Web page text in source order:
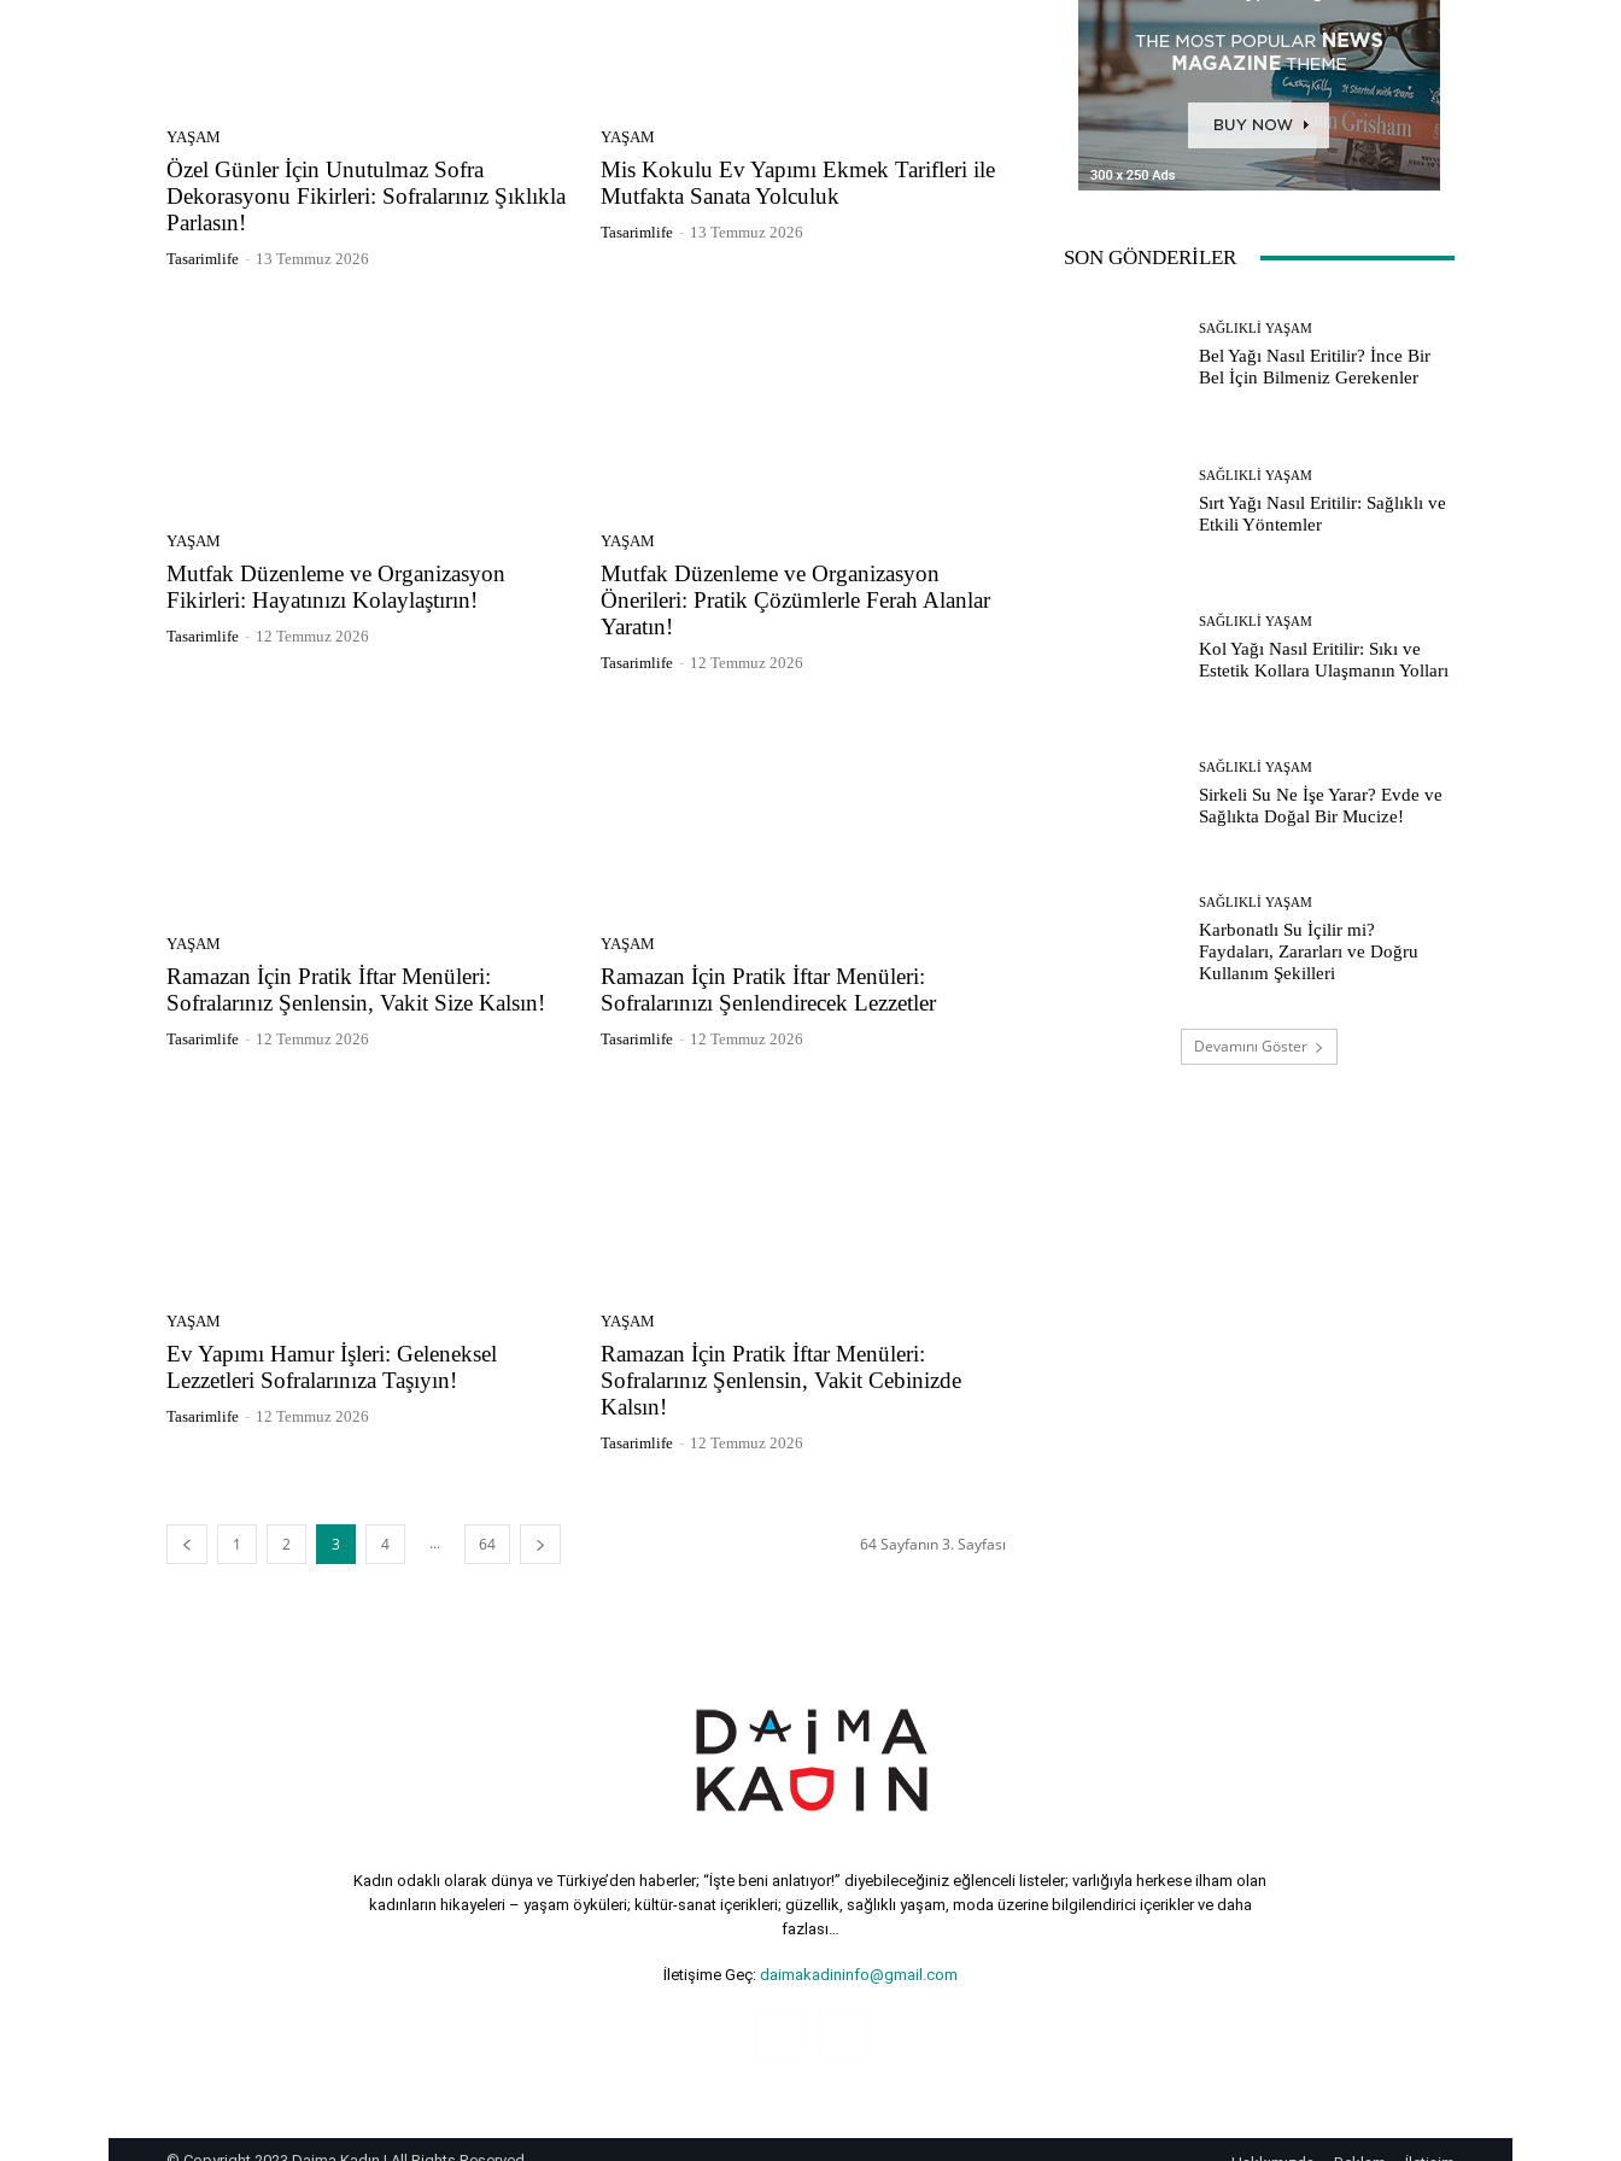
YAŞAM
Özel Günler İçin Unutulmaz Sofra
Dekorasyonu Fikirleri: Sofralarınız Şıklıkla
Parlasın!
Tasarimlife - 13 Temmuz 2026
YAŞAM
Mis Kokulu Ev Yapımı Ekmek Tarifleri ile
Mutfakta Sanata Yolculuk
Tasarimlife - 13 Temmuz 2026
YAŞAM
Mutfak Düzenleme ve Organizasyon
Fikirleri: Hayatınızı Kolaylaştırın!
Tasarimlife - 12 Temmuz 2026
YAŞAM
Mutfak Düzenleme ve Organizasyon
Önerileri: Pratik Çözümlerle Ferah Alanlar
Yaratın!
Tasarimlife - 12 Temmuz 2026
YAŞAM
Ramazan İçin Pratik İftar Menüleri:
Sofralarınız Şenlensin, Vakit Size Kalsın!
Tasarimlife - 12 Temmuz 2026
YAŞAM
Ramazan İçin Pratik İftar Menüleri:
Sofralarınızı Şenlendirecek Lezzetler
Tasarimlife - 12 Temmuz 2026
YAŞAM
Ev Yapımı Hamur İşleri: Geleneksel
Lezzetleri Sofralarınıza Taşıyın!
Tasarimlife - 12 Temmuz 2026
YAŞAM
Ramazan İçin Pratik İftar Menüleri:
Sofralarınız Şenlensin, Vakit Cebinizde
Kalsın!
Tasarimlife - 12 Temmuz 2026
1 2 3 4 ... 64 64 Sayfanın 3. Sayfası
SON GÖNDERİLER
SAĞLIKLI YAŞAM
Bel Yağı Nasıl Eritilir? İnce Bir
Bel İçin Bilmeniz Gerekenler
SAĞLIKLI YAŞAM
Sırt Yağı Nasıl Eritilir: Sağlıklı ve
Etkili Yöntemler
SAĞLIKLI YAŞAM
Kol Yağı Nasıl Eritilir: Sıkı ve
Estetik Kollara Ulaşmanın Yolları
SAĞLIKLI YAŞAM
Sirkeli Su Ne İşe Yarar? Evde ve
Sağlıkta Doğal Bir Mucize!
SAĞLIKLI YAŞAM
Karbonatlı Su İçilir mi?
Faydaları, Zararları ve Doğru
Kullanım Şekilleri
Devamını Göster
Kadın odaklı olarak dünya ve Türkiye’den haberler; “İşte beni anlatıyor!” diyebileceğiniz eğlenceli listeler; varlığıyla herkese ilham olan
kadınların hikayeleri – yaşam öyküleri; kültür-sanat içerikleri; güzellik, sağlıklı yaşam, moda üzerine bilgilendirici içerikler ve daha
fazlası…
İletişime Geç: daimakadininfo@gmail.com